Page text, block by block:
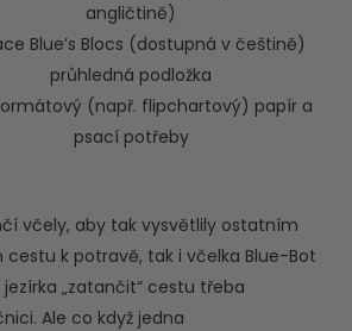
angličtině)
Blue’s Blocs (dostupná v češtině)
průhledná podložka
(např. flipchartový) papír a
psací potřeby
včely, aby tak vysvětlily ostatním
k potravě, tak i včelka Blue-Bot
„zatančit“ cestu třeba
Ale co když jedna